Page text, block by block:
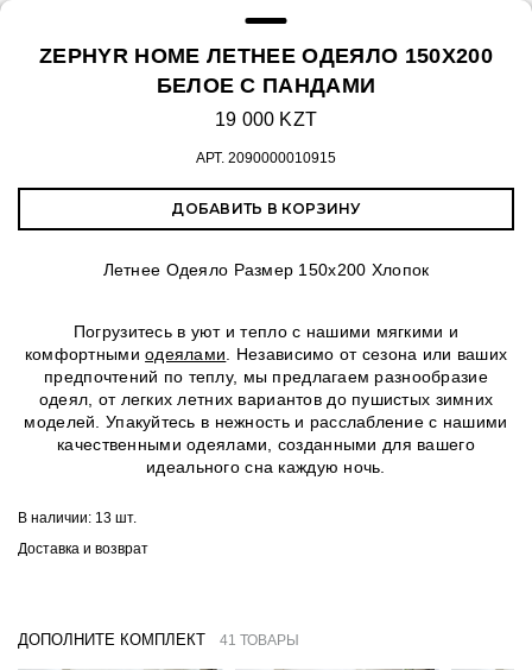
ZEPHYR HOME ЛЕТНЕЕ ОДЕЯЛО 150Х200
БЕЛОЕ С ПАНДАМИ
19 000 KZT
АРТ. 2090000010915
ДОБАВИТЬ В КОРЗИНУ
Летнее Одеяло Размер 150х200 Хлопок
Погрузитесь в уют и тепло с нашими мягкими и
комфортнымиодеялами . Независимо от сезона или ваших
предпочтений по теплу, мы предлагаем разнообразие
одеял, от легких летних вариантов до пушистых зимних
моделей. Упакуйтесь в нежность и расслабление с нашими
качественными одеялами, созданными для вашего
идеального сна каждую ночь.
В наличии: 13 шт.
Доставка и возврат
ДОПОЛНИТЕ КОМПЛЕКТ 41 ТОВАРЫ